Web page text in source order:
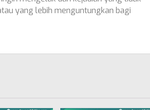
yang lebih menguntungkan bagi